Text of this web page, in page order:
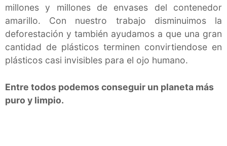
millones y millones de envases del contenedor
amarillo. Con nuestro trabajo disminuimos la
deforestación y también ayudamos a que una gran
cantidad de plásticos terminen convirtiendose en
plásticos casi invisibles para el ojo humano.
Entre todos podemos conseguir un planeta más
puro y limpio.